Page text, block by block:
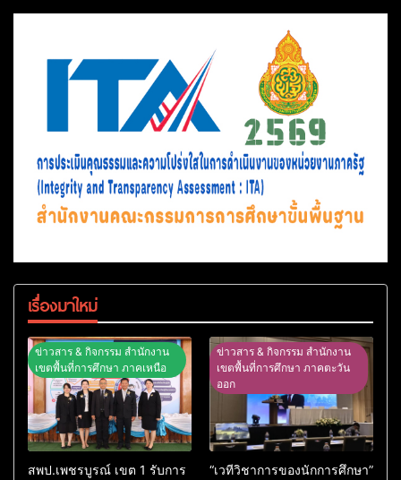
เรื่องมาใหม่
ข่าวสาร & กิจกรรม สำนักงาน
เขตพื้นที่การศึกษา ภาคเหนือ
สพป.เพชรบูรณ์ เขต 1 รับการ
ข่าวสาร & กิจกรรม สำนักงาน
เขตพื้นที่การศึกษา ภาคตะวัน
ออก
“เวทีวิชาการของนักการศึกษา”